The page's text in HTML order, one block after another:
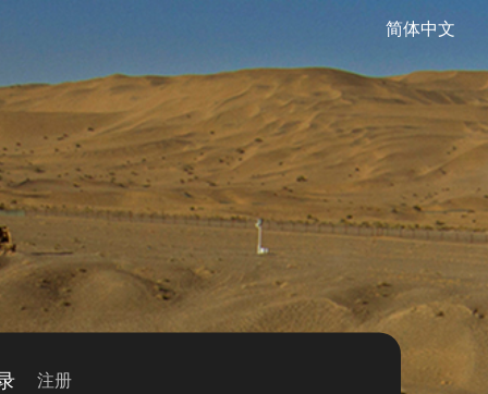
简体中文
注册